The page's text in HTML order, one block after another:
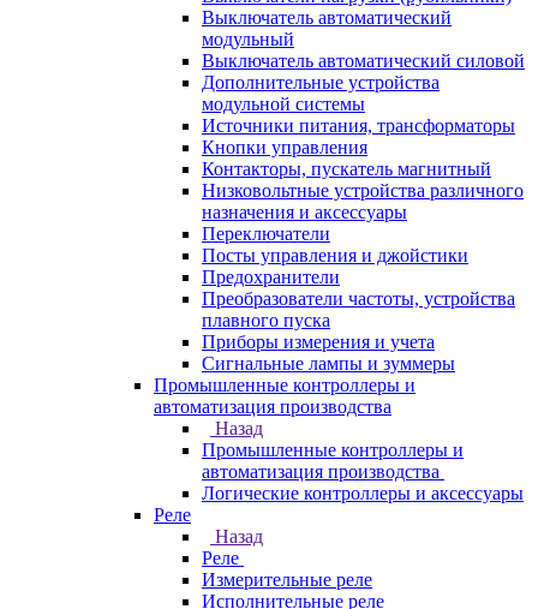
Выключатель автоматический
модульный
Выключатель автоматический силовой
Дополнительные устройства
модульной системы
Источники питания, трансформаторы
Кнопки управления
Контакторы, пускатель магнитный
Низковольтные устройства различного
назначения и аксессуары
Переключатели
Посты управления и джойстики
Предохранители
Преобразователи частоты, устройства
плавного пуска
Приборы измерения и учета
Сигнальные лампы и зуммеры
Промышленные контроллеры и
автоматизация производства
Назад
Промышленные контроллеры и
автоматизация производства
Логические контроллеры и аксессуары
Реле
Назад
Реле
Измерительные реле
Исполнительные реле